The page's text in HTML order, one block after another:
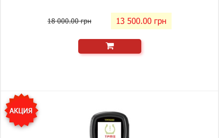
18 000.00 грн 13 500.00 грн